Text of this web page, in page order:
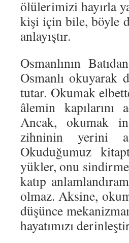
ölülerimizi hayırla
kişi için bile, böyle
anlayıştır.
Osmanlının
Osmanlı okuyarak
tutar. Okumak
âlemin kapılarını
Ancak, okumak
zihninin yerini
Okuduğumuz
yükler, onu
katıp
olmaz. Aksine,
düşünce
hayatımızı